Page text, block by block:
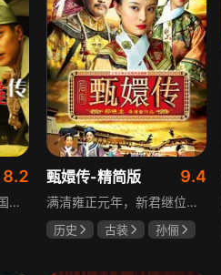
8.2
抗战打响后日军封锁我国运输路线，神鼓滇缅公路撑起抗战后勤补给，因急缺司机和技工，三千余名南洋华侨毅然归国共赴国难。方家兄弟是典型代表，大哥方天海表面投靠日军实为中共地下工作者，委曲求全游走生死间；弟弟方千树从纨绔子弟成长为抗日战士。剧集以真实历史为背景，展现华侨爱国情怀与民族大义。
甄嬛传-精简版 9.4
满清雍正元年，新君继位后朝堂看似祥和实则暗流涌动，后宫华妃与皇后分庭抗礼，各方势力裹挟其中凶险异常，太后主持选秀拉开帷幕，大理寺少卿甄远道长女甄嬛意外得雍正赏识步入皇宫，在皇后与华妃的夹击下，甄嬛小心周旋忍辱负重，不得不用智慧保护自己，一次次卷入残酷宫闱斗争。
历史 古装
孙俪